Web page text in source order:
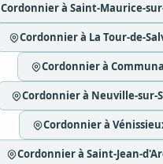
Cordonnier à Saint-Maurice-
Cordonnier à La Tour-de-
Cordonnier à
Cordonnier à Neuville-sur-
Cordonnier à
Cordonnier à Saint-Jean-